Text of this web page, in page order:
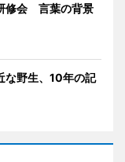
修会 言葉の背景
野生、10年の記